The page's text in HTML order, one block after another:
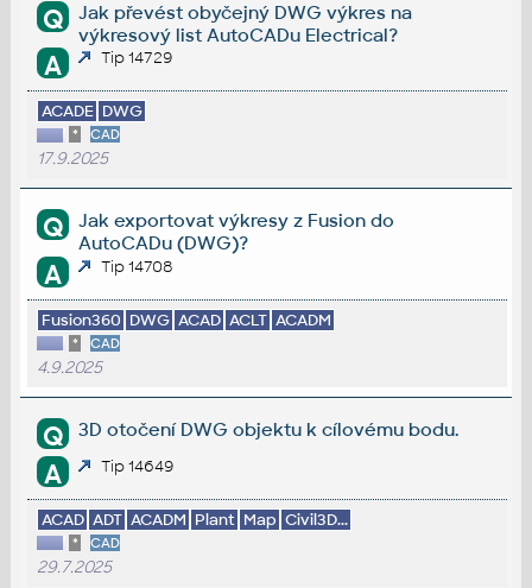
Q
Jak převést obyčejný DWG výkres na
výkresový list AutoCADu Electrical?
A Tip 14729
ACADE DWG
* CAD
17.9.2025
Q
Jak exportovat výkresy z Fusion do
AutoCADu (DWG)?
A Tip 14708
Fusion360 DWG ACAD ACLT ACADM
* CAD
4.9.2025
Q 3D otočení DWG objektu k cílovému bodu.
A Tip 14649
ACAD ADT ACADM Plant Map Civil3D...
* CAD
29.7.2025